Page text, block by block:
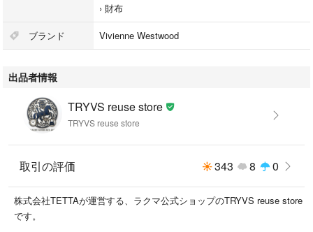
傷がつきにくい上質なサフィアーノレザーを使用し、いつもの手元にラグ
ジュアリーな気品と大人のこなれ感をプラスしてくれます。
コンパクトなサイズ感ながら、出し入れしやすいがま口タイプの小銭入れ
に対応。
夏のボーナスを使った自分への特別なご褒美や、大切な方へのサマーギフ
トにも間違いなく喜ばれる至極のアイテムです。
ブランド名：Vivienne Westwood ヴィヴィアンウエストウッド
商品名：三つ折り財布
型番（シリアル）：-
付属品：箱
› 財布
ブランド Vivienne Westwood
出品者情報
TRYVS reuse store
TRYVS reuse store
取引の評価 343 8 0
株式会社TETTAが運営する、ラクマ公式ショップのTRYVS reuse store
です。